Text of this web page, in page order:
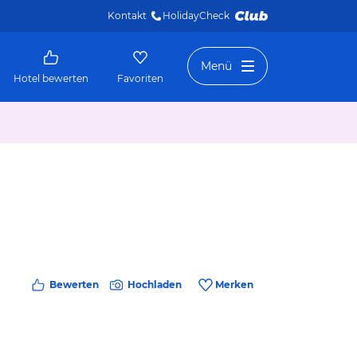
Kontakt HolidayCheck
Hotel bewerten Favoriten
Menü
Bewerten Hochladen Merken